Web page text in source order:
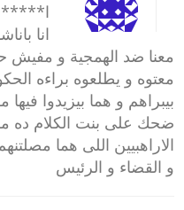
ا*****
انا
معنا ضد الهمجية و مفيش
معتوه و يطلعوه براءه
بيبراهم و هما بيزيدوا
ضحك على بنت الكلام ده
الاراهبيين اللى هما
و القضاء و الرئيس